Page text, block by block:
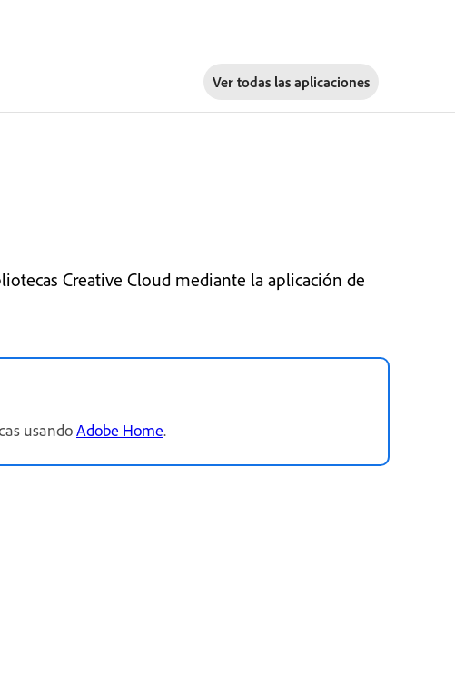
Ver todas las aplicaciones
Creative Cloud mediante la aplicación de
usandoAdobe Home.